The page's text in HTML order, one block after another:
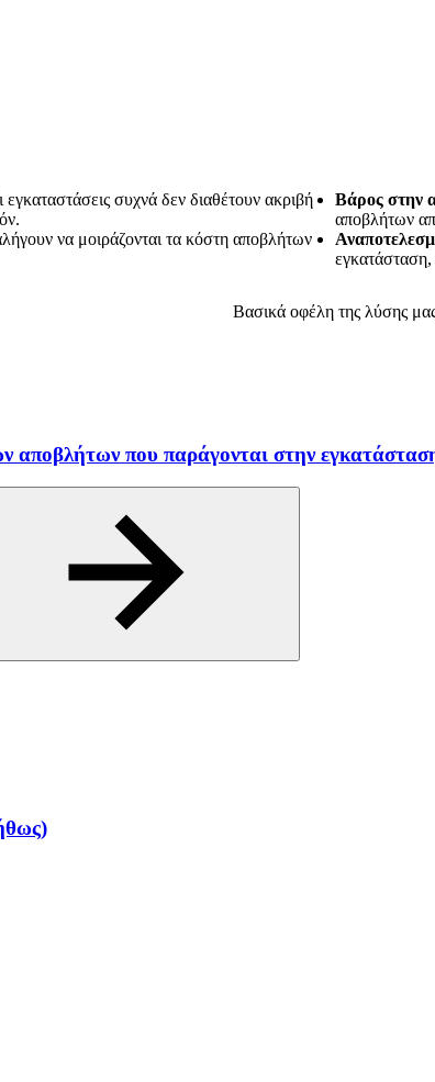
εγκαταστάσεις συχνά δεν διαθέτουν ακριβή
να μοιράζονται τα κόστη αποβλήτων
Βάρος στην
αποβλήτων
εγκατάσταση,
Βασικά οφέλη της λύσης
αποβλήτων που παράγονται στην